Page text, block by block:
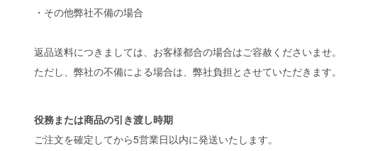
・その他弊社不備の場合
返品送料につきましては、お客様都合の場合はご容赦くださいませ。
ただし、弊社の不備による場合は、弊社負担とさせていただきます。
役務または商品の引き渡し時期
ご注文を確定してから5営業日以内に発送いたします。